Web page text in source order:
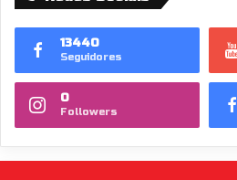
13440
Seguidores
0
Followers